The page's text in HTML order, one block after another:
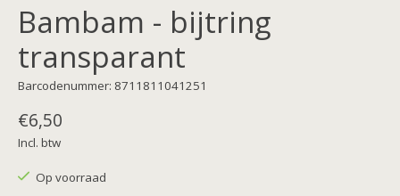
Bambam - bijtring
transparant
Barcodenummer: 8711811041251
€6,50
Incl. btw
Op voorraad